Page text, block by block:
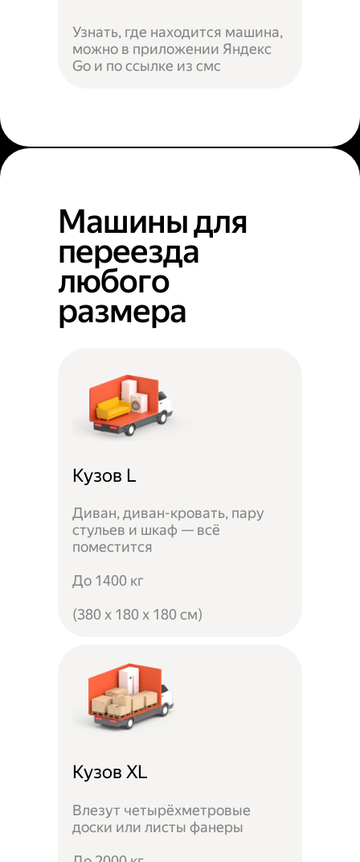
Узнать, где находится машина,
можно в приложении Яндекс
Go и по ссылке из смс
Машины для
переезда
любого
размера
Кузов L
Диван, диван-кровать, пару
стульев и шкаф — всё
поместится
До 1400 кг
(380 x 180 x 180 см)
Кузов XL
Влезут четырёхметровые
доски или листы фанеры